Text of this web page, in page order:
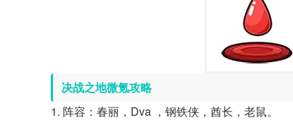
决战之地微氪攻略
1. 阵容：春丽，Dva ，钢铁侠，酋长，老鼠。